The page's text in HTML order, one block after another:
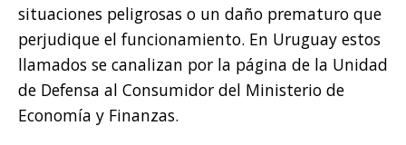
situaciones peligrosas o un daño prematuro que
perjudique el funcionamiento. En Uruguay estos
llamados se canalizan por la página de la Unidad
de Defensa al Consumidor del Ministerio de
Economía y Finanzas.